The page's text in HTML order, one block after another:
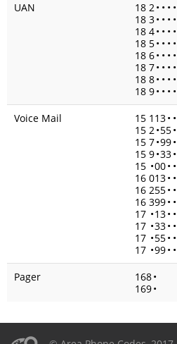
UAN
18 2• • • •
18 3• • • •
18 4• • • •
18 5• • • •
18 6• • • •
18 7• • • •
18 8• • • •
18 9• • • •
Voice Mail
15 113• •
15 2•55•
15 7•99•
15 9•33•
15 •00• •
16 013• •
16 255• •
16 399• •
17 •13• •
17 •33• •
17 •55• •
17 •99• •
Pager
168•
169•